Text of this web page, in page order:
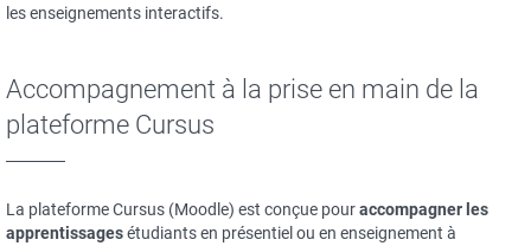
les enseignements interactifs.
Accompagnement à la prise en main de la
plateforme Cursus
La plateforme Cursus (Moodle) est conçue pouraccompagner les
apprentissagesétudiants en présentiel ou en enseignement à